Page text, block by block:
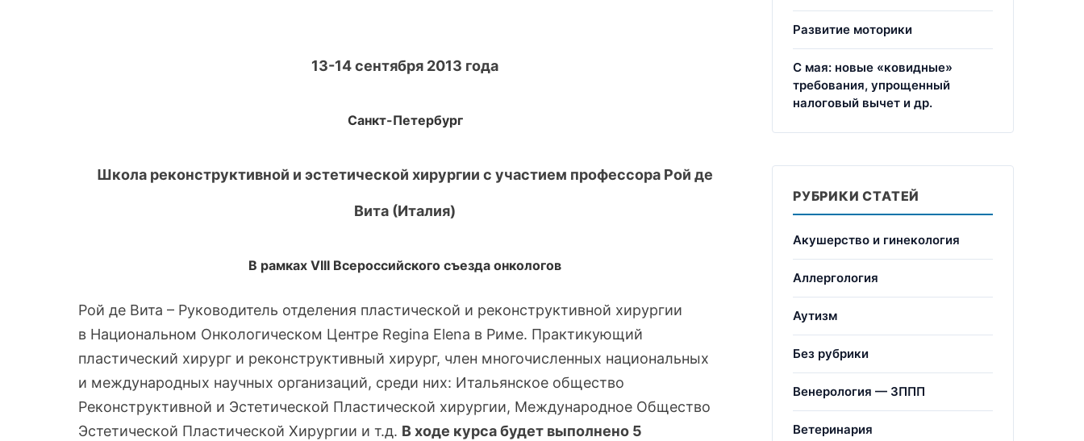
13-14 сентября 2013 года
Санкт-Петербург
Школа реконструктивной и эстетической хирургии с участием профессора Рой де
Вита (Италия)
В рамках VIII Всероссийского съезда онкологов
Рой де Вита – Руководитель отделения пластической и реконструктивной хирургии
в Национальном Онкологическом Центре Regina Elena в Риме. Практикующий
пластический хирург и реконструктивный хирург, член многочисленных национальных
и международных научных организаций, среди них: Итальянское общество
Реконструктивной и Эстетической Пластической хирургии, Международное Общество
Эстетической Пластической Хирургии и т.д. В ходе курса будет выполнено 5
Развитие моторики
С мая: новые «ковидные»
требования, упрощенный
налоговый вычет и др.
РУБРИКИ СТАТЕЙ
Акушерство и гинекология
Аллергология
Аутизм
Без рубрики
Венерология — ЗППП
Ветеринария